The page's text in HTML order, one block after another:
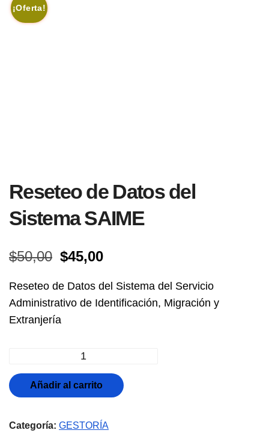
¡Oferta!
Reseteo de Datos del
Sistema SAIME
$50,00 El
precio
original
era:
$45,00El
precio
actual
Reseteo de Datos del Sistema del Servicio
Administrativo de Identificación, Migración y
Extranjería
de
Datos
Sistema
Añadir al carrito
Categoría: GESTORÍA